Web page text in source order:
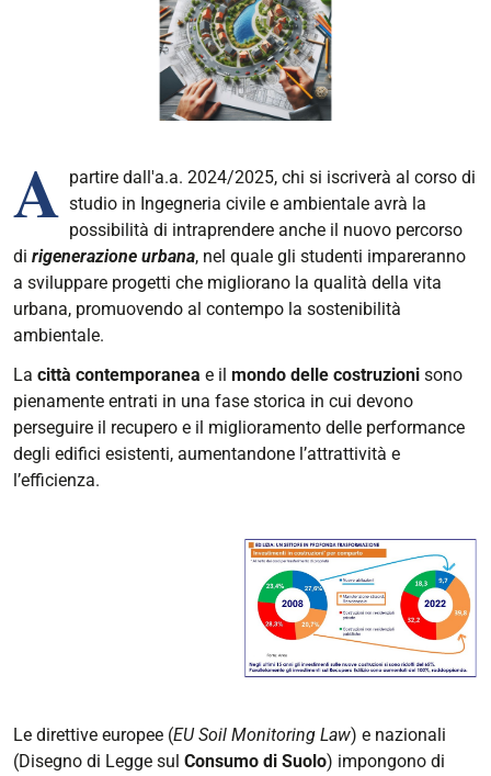
A partire dall'a.a. 2024/2025, chi si iscriverà al corso di
studio in Ingegneria civile e ambientale avrà la
possibilità di intraprendere anche il nuovo percorso
di rigenerazione urbana, nel quale gli studenti impareranno
a sviluppare progetti che migliorano la qualità della vita
urbana, promuovendo al contempo la sostenibilità
ambientale.
La città contemporanea e il mondo delle costruzioni sono
pienamente entrati in una fase storica in cui devono
perseguire il recupero e il miglioramento delle performance
degli edifici esistenti, aumentandone l’attrattività e
l’efficienza.
Le direttive europee (EU Soil Monitoring Law) e nazionali
(Disegno di Legge sul Consumo di Suolo) impongono di